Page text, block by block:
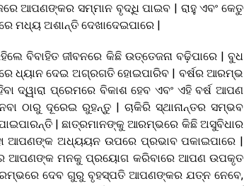
ଆପଣଙ୍କର ସମ୍ମାନ ବୃଦ୍ଧି ପାଇବ | ରାହୁ ଏବଂ କେତୁ
ମଧ୍ୟ ଅଶାନ୍ତି ଦେଖାଦେଇପାରେ |
ବିବାହିତ ଜୀବନରେ କିଛି ଉତ୍ତେଜନା ବଢ଼ିପାରେ | ବୁଧ
ଧ୍ୟାନ ଦେଇ ଅଗ୍ରଗତି ହୋଇପାରିବ | ବର୍ଷର ଆରମ୍ଭ
ପ୍ରେମରେ ବିକାଶ ହେବ ଏବଂ ଏହି ବର୍ଷ ଆପଣ
ଠାରୁ ଦୂରେଇ ରୁହନ୍ତୁ | ଚାକିରି ସ୍ଥାନାନ୍ତର ସମ୍ଭବ
| ଛାତ୍ରମାନଙ୍କୁ ଆରମ୍ଭରେ କିଛି ଅସୁବିଧାର
ଆପଣଙ୍କ ଅଧ୍ୟୟନ ଉପରେ ପ୍ରଭାବ ପକାଇପାରେ |
ଆପଣଙ୍କ ମନକୁ ପ୍ରୟୋଗ କରିବାରେ ଆପଣ ଉପକୃତ
ଦେବ ଗୁରୁ ବୃହସ୍ପତି ଆପଣଙ୍କର ଯତ୍ନ ନେବେ,